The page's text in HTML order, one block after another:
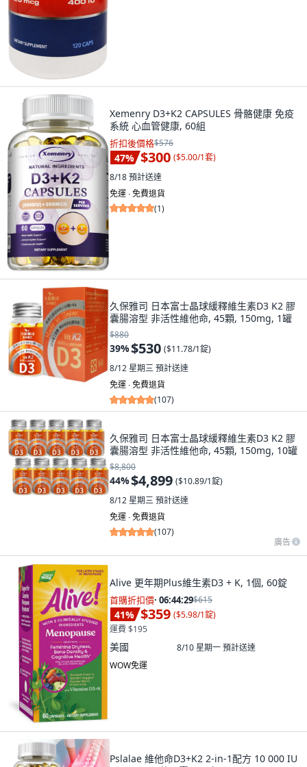
Xemenry D3+K2 CAPSULES 骨骼健康 免疫
系統 心血管健康, 60組
折扣後價格$576
47% $300 ($5.00/1套)
8/18預計送達
免運 ∙ 免費退貨
(1)
久保雅司 日本富士晶球緩釋維生素D3 K2 膠
囊腸溶型 非活性維他命, 45顆, 150mg, 1罐
$880
39%$530 ($11.78/1錠)
8/12 星期三預計送達
免運 ∙ 免費退貨
(107)
久保雅司 日本富士晶球緩釋維生素D3 K2 膠
囊腸溶型 非活性維他命, 45顆, 150mg, 10罐
$8,800
44%$4,899 ($10.89/1錠)
8/12 星期三預計送達
免運 ∙ 免費退貨
(107)
廣告
Alive 更年期Plus維生素D3 + K, 1個, 60錠
首購折扣價· 06:44:28$615
41% $359 ($5.98/1錠)
運費 $195
美國 8/10 星期一預計送達
WOW免運
Pslalae 維他命D3+K2 2-in-1配方 10 000 IU